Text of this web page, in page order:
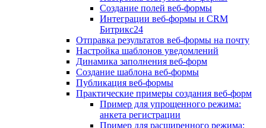
Создание полей веб-формы
Интеграции веб-формы и CRM
Битрикс24
Отправка результатов веб-формы на почту
Настройка шаблонов уведомлений
Динамика заполнения веб-форм
Создание шаблона веб-формы
Публикация веб-формы
Практические примеры создания веб-форм
Пример для упрощенного режима:
анкета регистрации
Пример для расширенного режима: